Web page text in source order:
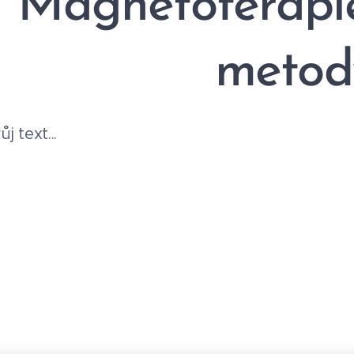
text...